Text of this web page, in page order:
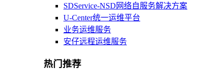
SDService-NSD网络自服务解决方案
U-Center统一运维平台
业务运维服务
安仔远程运维服务
热门推荐